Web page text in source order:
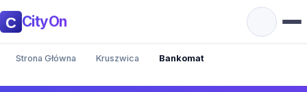
CityOn
Strona Główna Kruszwica Bankomat